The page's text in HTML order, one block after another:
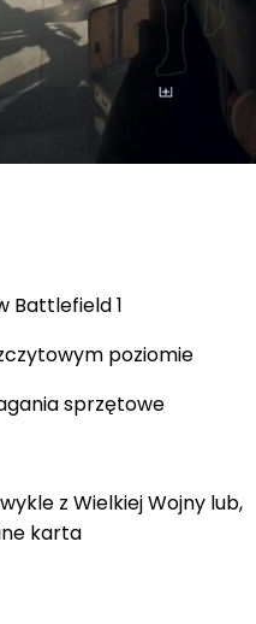
Battlefield 1
poziomie
sprzętowe
z Wielkiej Wojny lub,
karta